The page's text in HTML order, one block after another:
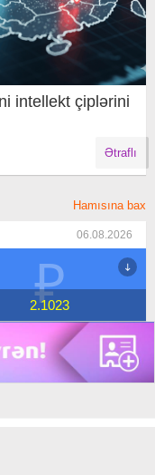
intellekt çiplərini
Ətraflı
Hamısına bax
06.08.2026
₽
2.1023